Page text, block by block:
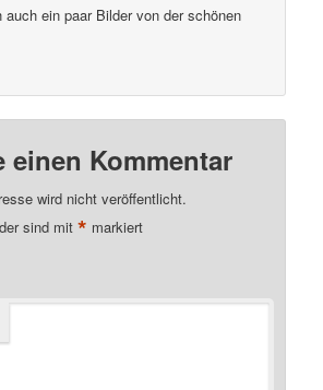
auch ein paar Bilder von der schönen
einen Kommentar
wird nicht veröffentlicht.
sind mit* markiert